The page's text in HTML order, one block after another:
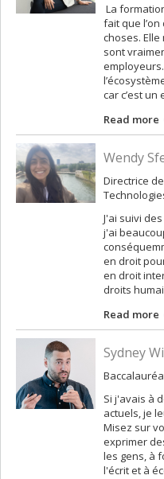
La
fait que
choses.
sont
car c’est
Read more
Wendy
Directrice
J'ai suivi
j'ai
en droit
en droit
droits
Read more
Sydney
Si j'avais à
actuels, je
Misez sur
exprimer
les gens, à
l'écrit et à